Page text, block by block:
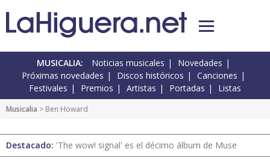
MUSICALIA: Noticias musicales
Novedades
Próximas novedades
Discos históricos
Canciones
Festivales
Premios Artistas Portadas Listas
Musicalia > Ben Howard
Destacado: 'The wow! signal' es el décimo álbum de Muse